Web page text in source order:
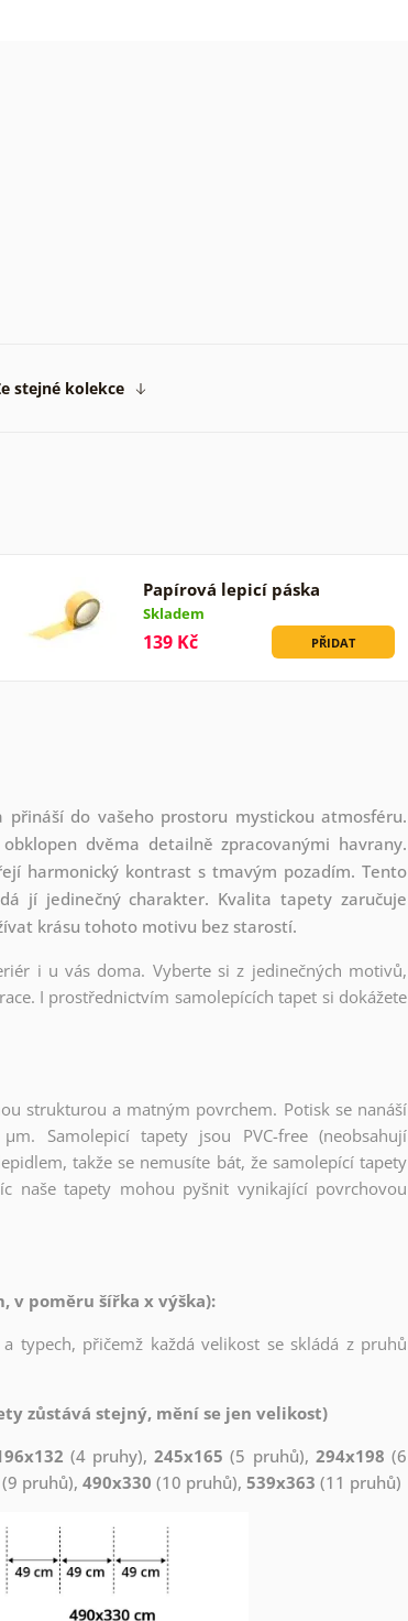
stejné kolekce
Papírová lepicí páska
Skladem
139 Kč PŘIDAT
do vašeho prostoru mystickou atmosféru.
dvěma detailně zpracovanými havrany.
harmonický kontrast s tmavým pozadím. Tento
jí jedinečný charakter. Kvalita tapety zaručuje
krásu tohoto motivu bez starostí.
i u vás doma. Vyberte si z jedinečných motivů,
I prostřednictvím samolepících tapet si dokážete
strukturou a matným povrchem. Potisk se nanáší
Samolepicí tapety jsou PVC-free (neobsahují
takže se nemusíte bát, že samolepící tapety
naše tapety mohou pyšnit vynikající povrchovou
v poměru šířka x výška):
typech, přičemž každá velikost se skládá z pruhů
zůstává stejný, mění se jen velikost)
(4 pruhy),245x165 (5 pruhů), 294x198 (6
(9 pruhů), 490x330 (10 pruhů), 539x363 (11 pruhů)